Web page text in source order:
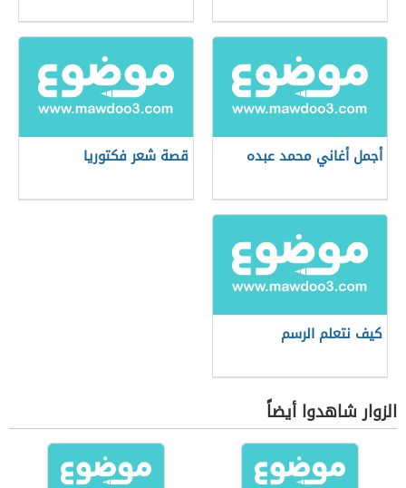
أجمل أغاني محمد عبده قصة شعر فكتوريا
كيف نتعلم الرسم
الزوار شاهدوا أيضاً